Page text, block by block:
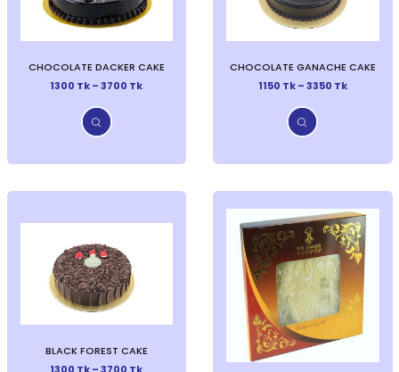
CHOCOLATE DACKER CAKE
1300 Tk – 3700 Tk
CHOCOLATE GANACHE CAKE
1150 Tk – 3350 Tk
BLACK FOREST CAKE
1300 Tk – 3700 Tk